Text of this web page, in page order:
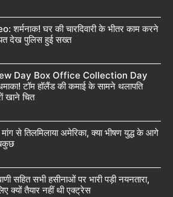
घर की चारदिवारी के भीतर काम करने
देख पुलिस हुई सख्त
Day Box Office Collection Day
टॉम हॉलैंड की कमाई के सामने थलापति
खाने चित
से तिलमिलाया अमेरिका, क्या भीषण युद्ध के आगे
सहित सभी हसीनाओं पर भारी पड़ी नयनतारा,
तैयार नहीं थी एक्ट्रेस